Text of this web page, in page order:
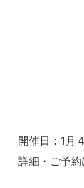
開催日：1月
詳細・ご予約